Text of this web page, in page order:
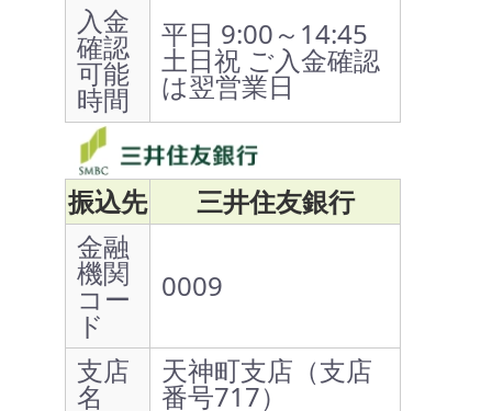
入金
確認
可能
時間
平日 9:00～14:45
土日祝 ご入金確認
は翌営業日
振込先
三井住友銀行
金融
機関
コー
ド
0009
支店
名
天神町支店（支店
番号717）